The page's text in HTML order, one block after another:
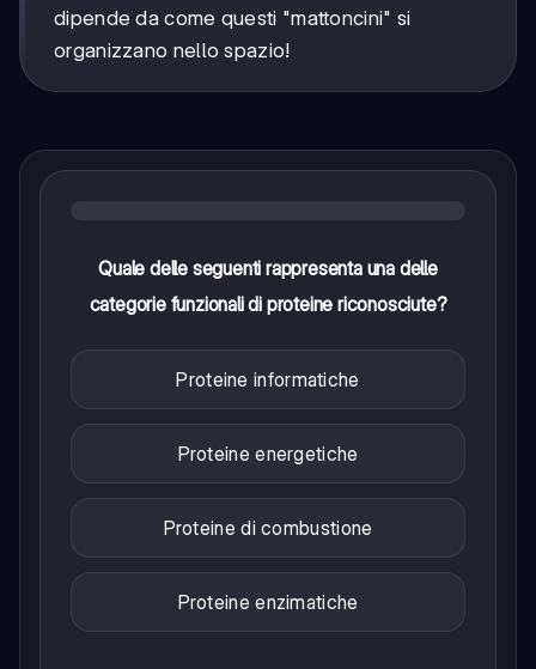
dipende da come questi "mattoncini" si
organizzano nello spazio!
Quale delle seguenti rappresenta una delle
categorie funzionali di proteine riconosciute?
Proteine informatiche
Proteine energetiche
Proteine di combustione
Proteine enzimatiche